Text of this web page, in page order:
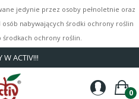
jedynie przez osoby pełnoletnie oraz
nabywających środki ochrony roślin
środkach ochrony roślin.
W ACTIV!!!
0